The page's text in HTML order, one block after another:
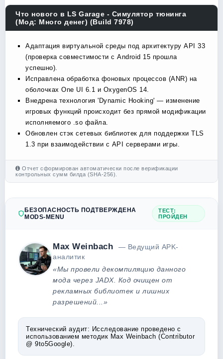
Что нового в LS Garage - Симулятор тюнинга
(Мод: Много денег) (Build 7978)
Адаптация виртуальной среды под архитектуру API 33
(проверка совместимости с Android 15 прошла
успешно).
Исправлена обработка фоновых процессов (ANR) на
оболочках One UI 6.1 и OxygenOS 14.
Внедрена технология 'Dynamic Hooking' — изменение
игровых функций происходит без прямой модификации
исполняемого .so файла.
Обновлен стэк сетевых библиотек для поддержки TLS
1.3 при взаимодействии с API серверами игры.
Отчет сформирован автоматически после верификации
контрольных сумм билда (SHA-256).
БЕЗОПАСНОСТЬ ПОДТВЕРЖДЕНА
MODS-MENU
ТЕСТ:
ПРОЙДЕН
Max Weinbach
— Ведущий APK-
аналитик
«Мы провели декомпиляцию данного
мода через JADX. Код очищен от
рекламных библиотек и лишних
разрешений...»
Технический аудит: Исследование проведено с
использованием методик Max Weinbach (Contributor
@ 9to5Google).